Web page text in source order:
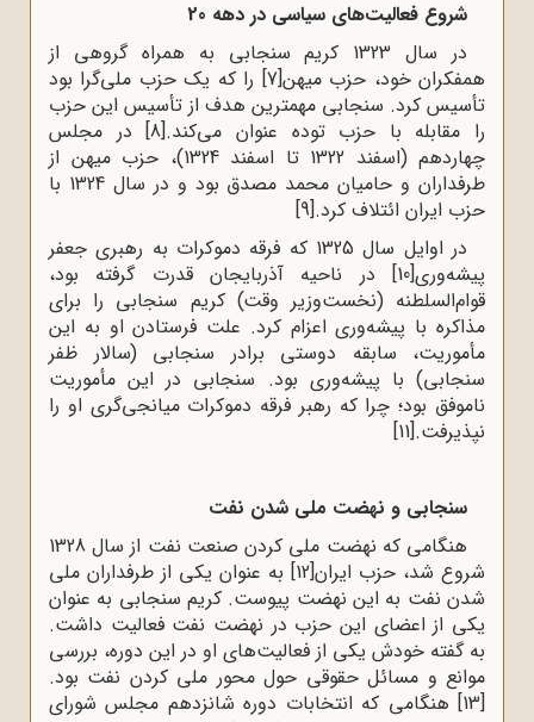
شروع فعالیت‌های سیاسی در دهه 20
در سال 1323 کریم سنجابی به همراه گروهی از
همفکران خود، حزب میهن[7]
را که یک حزب ملی‌گرا بود
تأسیس کرد. سنجابی مهمترین هدف از تأسیس این حزب
را مقابله با حزب توده عنوان می‌کند.[8]
در مجلس
چهاردهم (اسفند 1322 تا اسفند 1324)، حزب میهن از
طرفداران و حامیان محمد مصدق بود و در سال 1324 با
حزب ایران ائتلاف کرد.[9]
در اوایل سال 1325 که فرقه دموکرات به رهبری جعفر
پیشه‌وری[10]
در ناحیه آذربایجان قدرت گرفته بود،
قوام‌السلطنه (نخست‌وزیر وقت) کریم سنجابی را برای
مذاکره با پیشه‌وری اعزام کرد. علت فرستادن او به این
مأموریت، سابقه دوستی برادر سنجابی (سالار ظفر
سنجابی) با پیشه‌وری بود. سنجابی در این مأموریت
ناموفق بود؛ چرا که رهبر فرقه دموکرات میانجی‌گری او را
نپذیرفت.[11]
سنجابی و نهضت ملی شدن نفت
هنگامی که نهضت ملی کردن صنعت نفت از سال 1328
شروع شد، حزب ایران[12]
به عنوان یکی از طرفداران ملی
شدن نفت به این نهضت پیوست. کریم سنجابی به عنوان
یکی از اعضای این حزب در نهضت نفت فعالیت داشت.
به گفته خودش یکی از فعالیت‌های او در این دوره، بررسی
موانع و مسائل حقوقی حول محور ملی کردن نفت بود.
[13]
هنگامی که انتخابات دوره شانزدهم مجلس شورای